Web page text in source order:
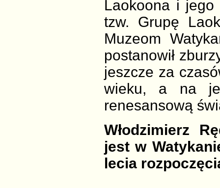
Laokoona i
tzw. Grupę
Muzeom
postanowił
jeszcze za
wieku, a na
renesansową
Włodzimierz
jest w
lecia